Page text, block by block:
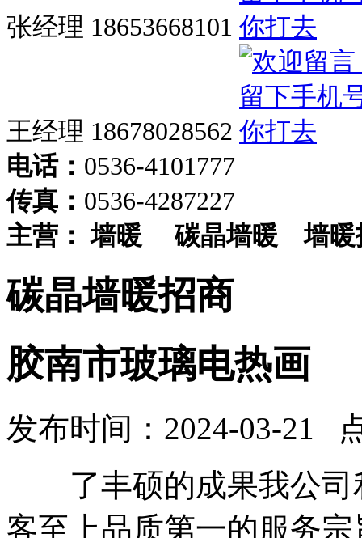
张经理 18653668101
王经理 18678028562
电话： 0536-4101777
传真： 0536-4287227
主营： 墙暖碳晶墙暖墙暖
碳晶墙暖招商
胶南市玻璃电热画
发布时间：2024-03-21
了丰硕的成果我公司
客至上品质第一的服务